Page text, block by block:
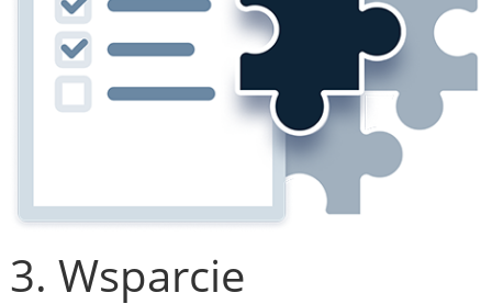
3. Wsparcie